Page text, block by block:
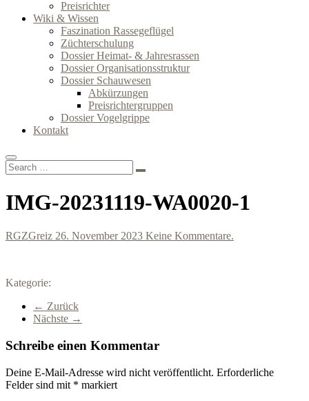
Preisrichter
Wiki & Wissen
Faszination Rassegeflügel
Züchterschulung
Dossier Heimat- & Jahresrassen
Dossier Organisationsstruktur
Dossier Schauwesen
Abkürzungen
Preisrichtergruppen
Dossier Vogelgrippe
Kontakt
IMG-20231119-WA0020-1
RGZGreiz 26. November 2023 Keine Kommentare.
Kategorie:
← Zurück
Nächste →
Schreibe einen Kommentar
Deine E-Mail-Adresse wird nicht veröffentlicht. Erforderliche
Felder sind mit * markiert